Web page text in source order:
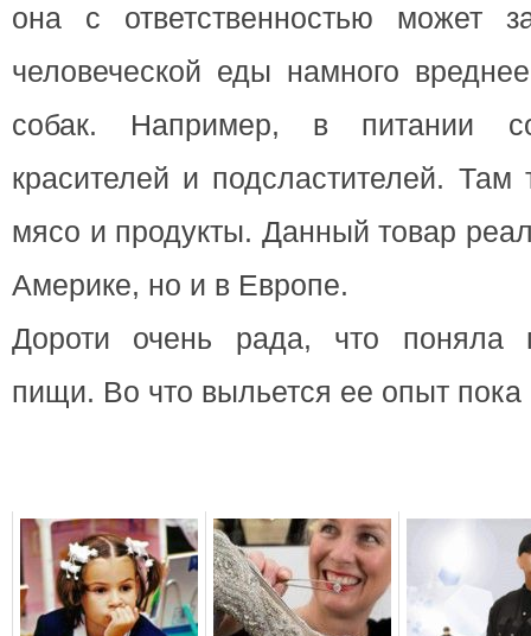
она с ответственностью может
человеческой еды намного
собак. Например, в питании
красителей и подсластителей. Там
мясо и продукты. Данный товар
Америке, но и в Европе.
Дороти очень рада, что поняла
пищи. Во что выльется ее опыт пока